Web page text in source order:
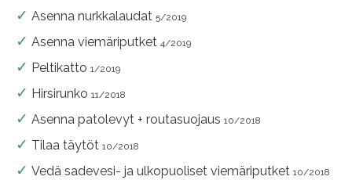
Asenna nurkkalaudat 5/2019
Asenna viemäriputket 4/2019
Peltikatto 1/2019
Hirsirunko 11/2018
Asenna patolevyt + routasuojaus 10/2018
Tilaa täytöt 10/2018
Vedä sadevesi- ja ulkopuoliset viemäriputket 10/2018